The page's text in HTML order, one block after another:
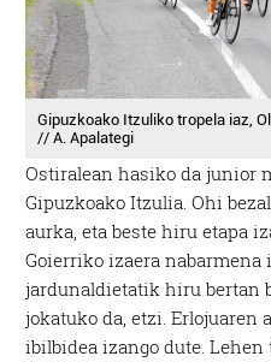
Gipuzkoako Itzuliko tropela iaz,
// A. Apalategi
Ostiralean hasiko da junior
Gipuzkoako Itzulia. Ohi
aurka, eta beste hiru etapa
Goierriko izaera nabarmena
jardunaldietatik hiru bertan
jokatuko da, etzi. Erlojuaren
ibilbidea izango dute.